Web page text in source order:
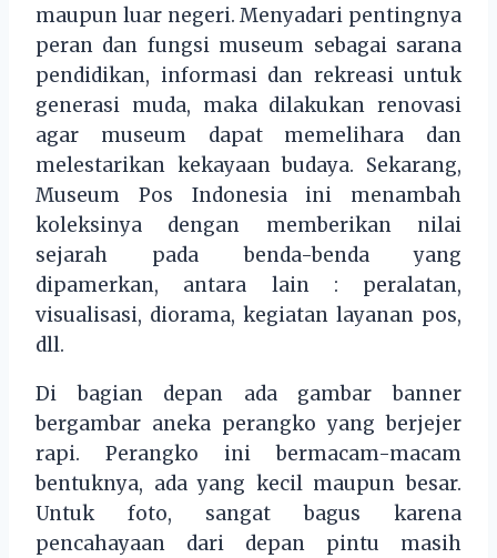
maupun luar negeri. Menyadari pentingnya
peran dan fungsi museum sebagai sarana
pendidikan, informasi dan rekreasi untuk
generasi muda, maka dilakukan renovasi
agar museum dapat memelihara dan
melestarikan kekayaan budaya. Sekarang,
Museum Pos Indonesia ini menambah
koleksinya dengan memberikan nilai
sejarah pada benda-benda yang
dipamerkan, antara lain : peralatan,
visualisasi, diorama, kegiatan layanan pos,
dll.
Di bagian depan ada gambar banner
bergambar aneka perangko yang berjejer
rapi. Perangko ini bermacam-macam
bentuknya, ada yang kecil maupun besar.
Untuk foto, sangat bagus karena
pencahayaan dari depan pintu masih